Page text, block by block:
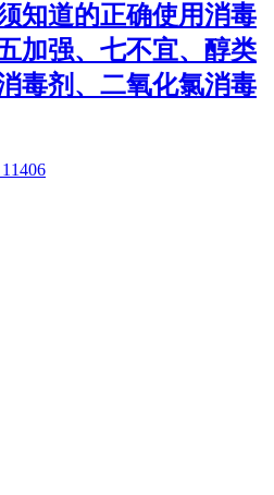
知道的正确使用消毒
加强、七不宜、醇类
毒剂、二氧化氯消毒